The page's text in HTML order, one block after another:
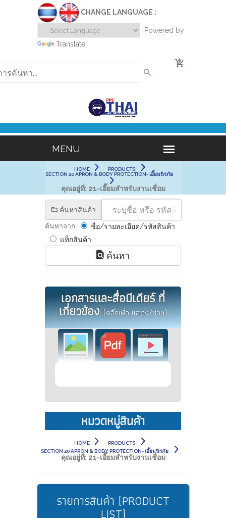
CHANGE LANGUAGE :
Powered by
Translate
0
HOME
PRODUCTS
SECTION 20 APRON & BODY PROTECTION- เอี๊ยมนิรภัย
คุณอยู่ที่: 21-เอี๊ยมสำหรับงานเชื่อม
ค้นหาสินค้า
ค้นหาจาก :
ชื่อ/รายละเอียด/รหัสสินค้า
แท็กสินค้า
ค้นหา
เอกสารและสื่อมีเดียร์ ที่
เกี่ยวข้อง(คลิ๊กเพื่อ แสดง/ซ่อน)
หมวดหมู่สินค้า
HOME
PRODUCTS
SECTION 20 APRON & BODY PROTECTION- เอี๊ยมนิรภัย
คุณอยู่ที่: 21-เอี๊ยมสำหรับงานเชื่อม
รายการสินค้า (PRODUCT
LIST)